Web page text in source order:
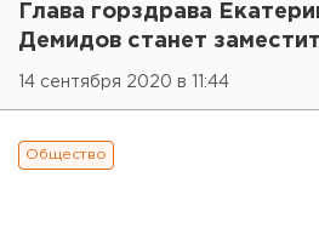
Глава горздрава
Демидов станет
14 сентября 2020 в 11:44
Общество